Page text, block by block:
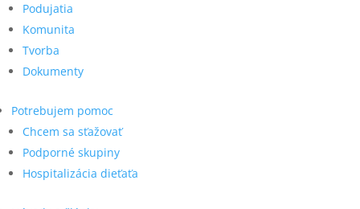
Podujatia
Komunita
Tvorba
Dokumenty
Potrebujem pomoc
Chcem sa sťažovať
Podporné skupiny
Hospitalizácia dieťaťa